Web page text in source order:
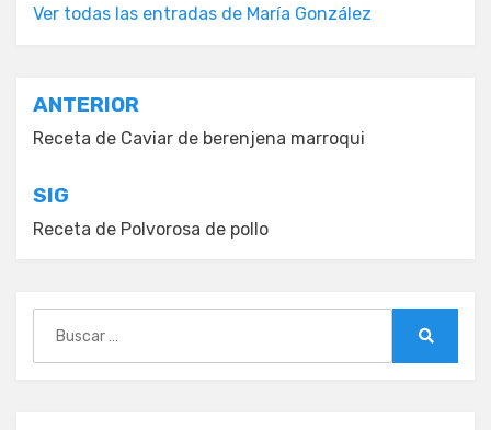
Ver todas las entradas de María González
Navegación
de
entradas
ANTERIOR
Receta de Caviar de berenjena marroqui
SIG
Receta de Polvorosa de pollo